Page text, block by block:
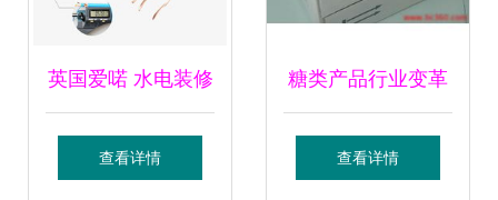
英国爱喏 水电装修
时布线须知——重
查看详情
糖类产品行业变革
批发、供应与自媒
查看详情